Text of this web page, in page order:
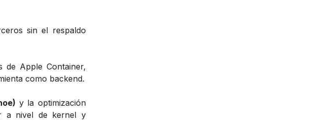
sin el respaldo
de Apple Container,
como backend.
y la optimización
a nivel de kernel y